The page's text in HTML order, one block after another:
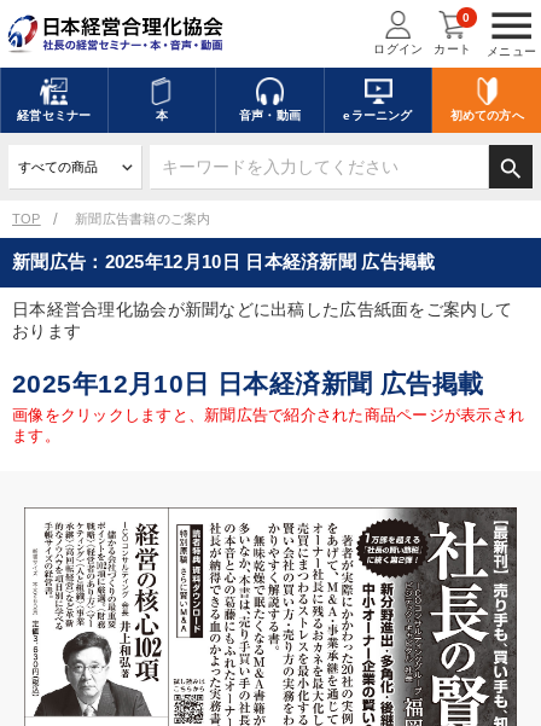
menu
メニュー
ログイン カート
0
経営セミナー 本 音声・動画 eラーニング 初めての方へ
search
TOP 新聞広告書籍のご案内
新聞広告：2025年12月10日 日本経済新聞 広告掲載
日本経営合理化協会が新聞などに出稿した広告紙面をご案内して
おります
2025年12月10日 日本経済新聞 広告掲載
画像をクリックしますと、新聞広告で紹介された商品ページが表示され
ます。